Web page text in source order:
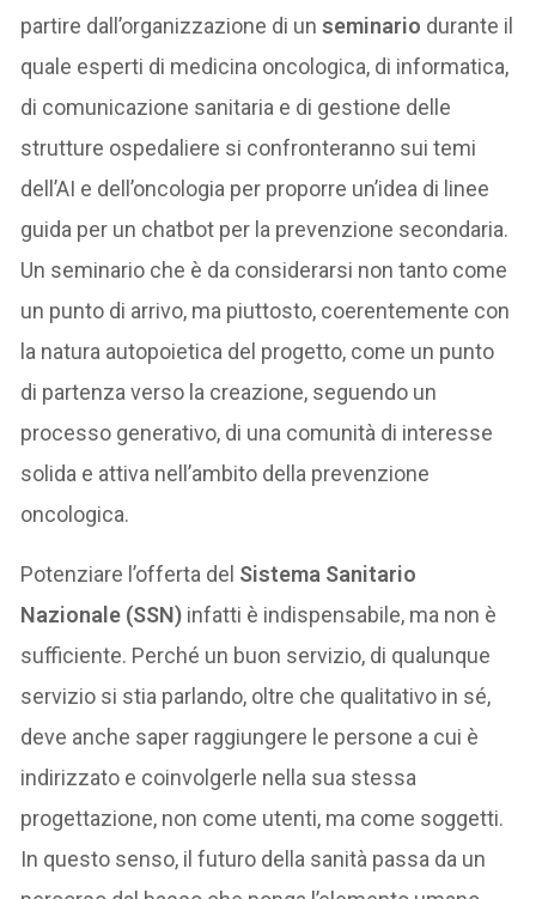
partire dall’organizzazione di unseminario durante il
quale esperti di medicina oncologica, di informatica,
di comunicazione sanitaria e di gestione delle
strutture ospedaliere si confronteranno sui temi
dell’AI e dell’oncologia per proporre un’idea di linee
guida per un chatbot per la prevenzione secondaria.
Un seminario che è da considerarsi non tanto come
un punto di arrivo, ma piuttosto, coerentemente con
la natura autopoietica del progetto, come un punto
di partenza verso la creazione, seguendo un
processo generativo, di una comunità di interesse
solida e attiva nell’ambito della prevenzione
oncologica.
Potenziare l’offerta del Sistema Sanitario
Nazionale (SSN) infatti è indispensabile, ma non è
sufficiente. Perché un buon servizio, di qualunque
servizio si stia parlando, oltre che qualitativo in sé,
deve anche saper raggiungere le persone a cui è
indirizzato e coinvolgerle nella sua stessa
progettazione, non come utenti, ma come soggetti.
In questo senso, il futuro della sanità passa da un